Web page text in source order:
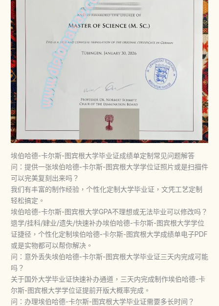
埃伯哈德-卡尔斯-图宾根大学毕业证成绩单定制常见问题解答
问：提供一张埃伯哈德-卡尔斯-图宾根大学学位证照片或是扫描件
可以完美复刻出来吗？
我们有丰富的制作经验，个性化定制大学毕业证，文凭工艺定制
轻松搞定。
埃伯哈德-卡尔斯-图宾根大学GPA不理想或无法毕业可以修改吗？
退学/挂科/肄业/遗失/快速补办埃伯哈德-卡尔斯-图宾根大学学位
证捷径，个性化定制埃伯哈德-卡尔斯-图宾根大学成绩单电子PDF
或是实物都可以帮你解决。
问：意外丢失埃伯哈德-卡尔斯-图宾根大学毕业证三天内完成可能
吗？
关于国外大学毕业证快速补办通道，三天内完成制作埃伯哈德-卡
尔斯-图宾根大学学位证提前开版大概率完成。
问：办理埃伯哈德-卡尔斯-图宾根大学毕业证需要多长时间？